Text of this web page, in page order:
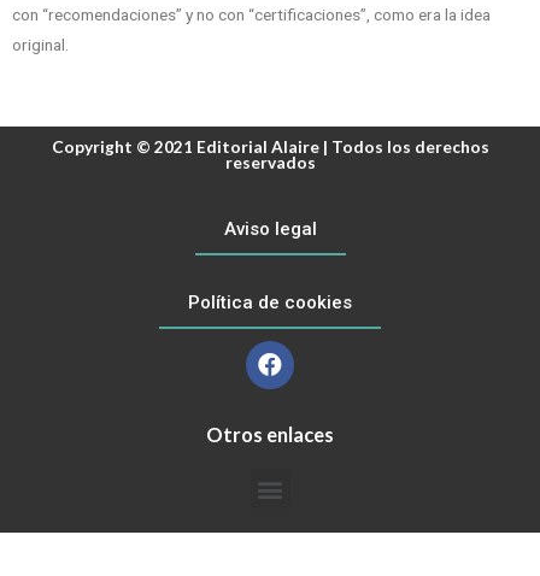
con “recomendaciones” y no con “certificaciones”, como era la idea
original.
Copyright © 2021 Editorial Alaire | Todos los derechos
reservados
Aviso legal
Política de cookies
Otros enlaces